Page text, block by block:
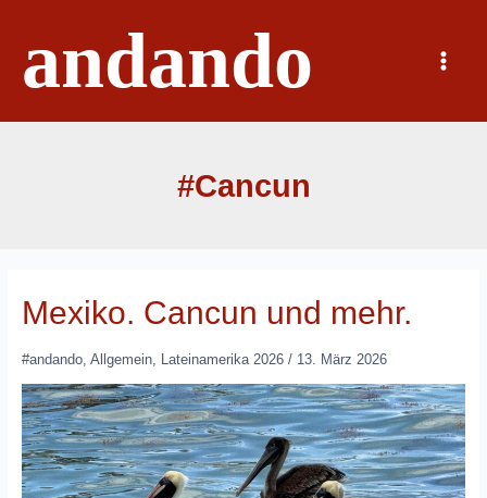
springenandando
Main
Menu
#Cancun
Mexiko. Cancun und mehr.
#andando, Allgemein, Lateinamerika 2026/ 13. März 2026